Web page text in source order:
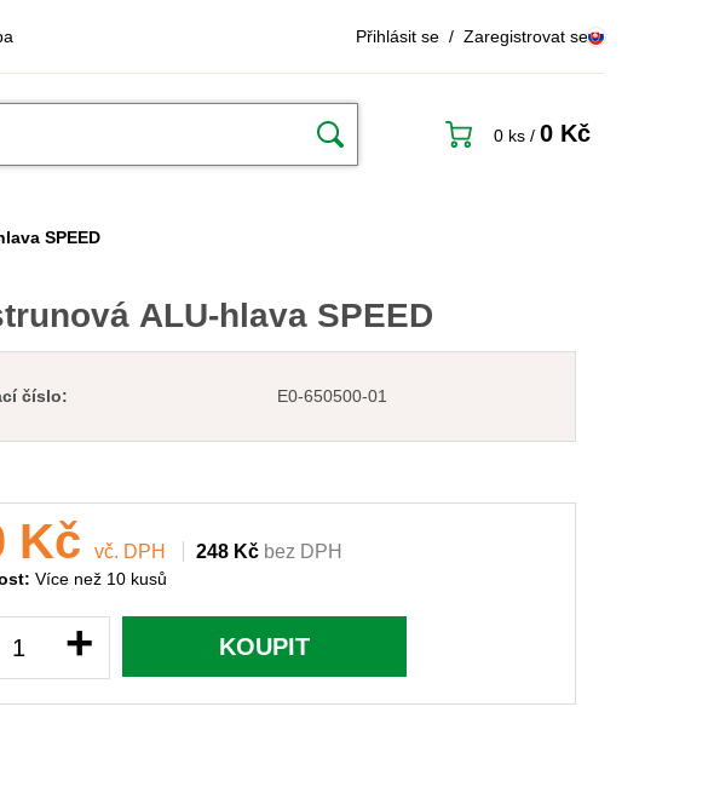
Přihlásit se / Zaregistrovat se
0 ks / 0 Kč
SPEED
ALU-hlava SPEED
číslo: E0-650500-01
Kč vč. DPH 248 Kč bez DPH
Více než 10 kusů
+ KOUPIT